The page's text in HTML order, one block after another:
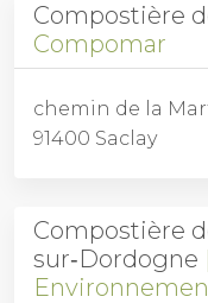
Compostière
Compomar
chemin de la
91400 Saclay
Compostière
sur‑Dordogne